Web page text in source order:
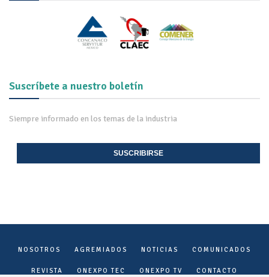
Suscríbete a nuestro boletín
Siempre informado en los temas de la industria
SUSCRIBIRSE
NOSOTROS AGREMIADOS NOTICIAS COMUNICADOS
REVISTA ONEXPO TEC ONEXPO TV CONTACTO